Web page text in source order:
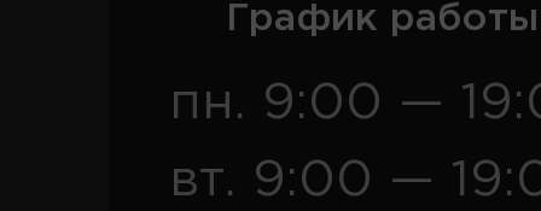
График
пн. 9:00 —
вт. 9:00 —